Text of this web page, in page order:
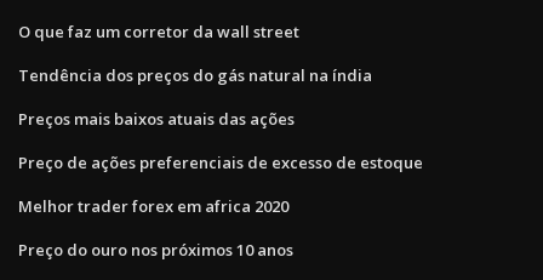
O que faz um corretor da wall street
Tendência dos preços do gás natural na índia
Preços mais baixos atuais das ações
Preço de ações preferenciais de excesso de estoque
Melhor trader forex em africa 2020
Preço do ouro nos próximos 10 anos